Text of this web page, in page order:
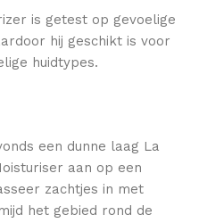
is getest op gevoelige
hij geschikt is voor
huidtypes.
een dunne laag La
aan op een
zachtjes in met
het gebied rond de